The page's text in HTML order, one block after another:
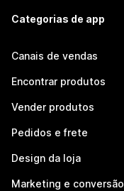
Categorias de app
Canais de vendas
Encontrar produtos
Vender produtos
Pedidos e frete
Design da loja
Marketing e conversão